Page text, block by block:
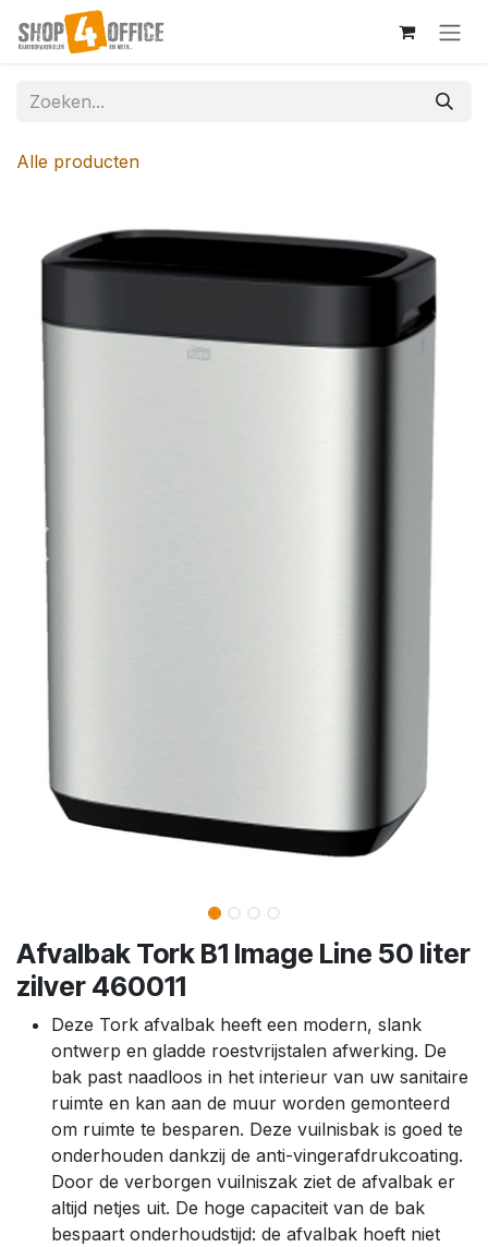
Overslaan naar inhoud
Alle producten
Afvalbak Tork B1 Image Line 50 liter
zilver 460011
Deze Tork afvalbak heeft een modern, slank
ontwerp en gladde roestvrijstalen afwerking. De
bak past naadloos in het interieur van uw sanitaire
ruimte en kan aan de muur worden gemonteerd
om ruimte te besparen. Deze vuilnisbak is goed te
onderhouden dankzij de anti-vingerafdrukcoating.
Door de verborgen vuilniszak ziet de afvalbak er
altijd netjes uit. De hoge capaciteit van de bak
bespaart onderhoudstijd: de afvalbak hoeft niet